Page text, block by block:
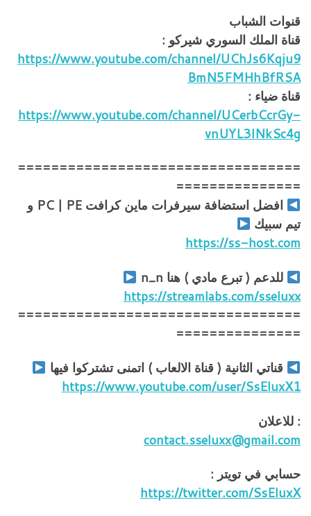
قنوات الشباب
قناة الملك السوري شيركو :
https://www.youtube.com/channel/UChJs6Kqju9
BmN5FMHhBfRSA
قناة ضياء :
https://www.youtube.com/channel/UCerbCcrGy-
vnUYL3INkSc4g
==================================
===============
افضل استضافة سيرفرات ماين كرافت PC | PE و
تيم سبيك
https://ss-host.com
للدعم ( تبرع مادي ) هنا n_n
https://streamlabs.com/sseluxx
==================================
===============
قناتي الثانية ( قناة الالعاب ) اتمنى تشتركوا فيها
https://www.youtube.com/user/SsEluxX1
: للاعلان
contact.sseluxx@gmail.com
حسابي في تويتر :
https://twitter.com/SsEluxX